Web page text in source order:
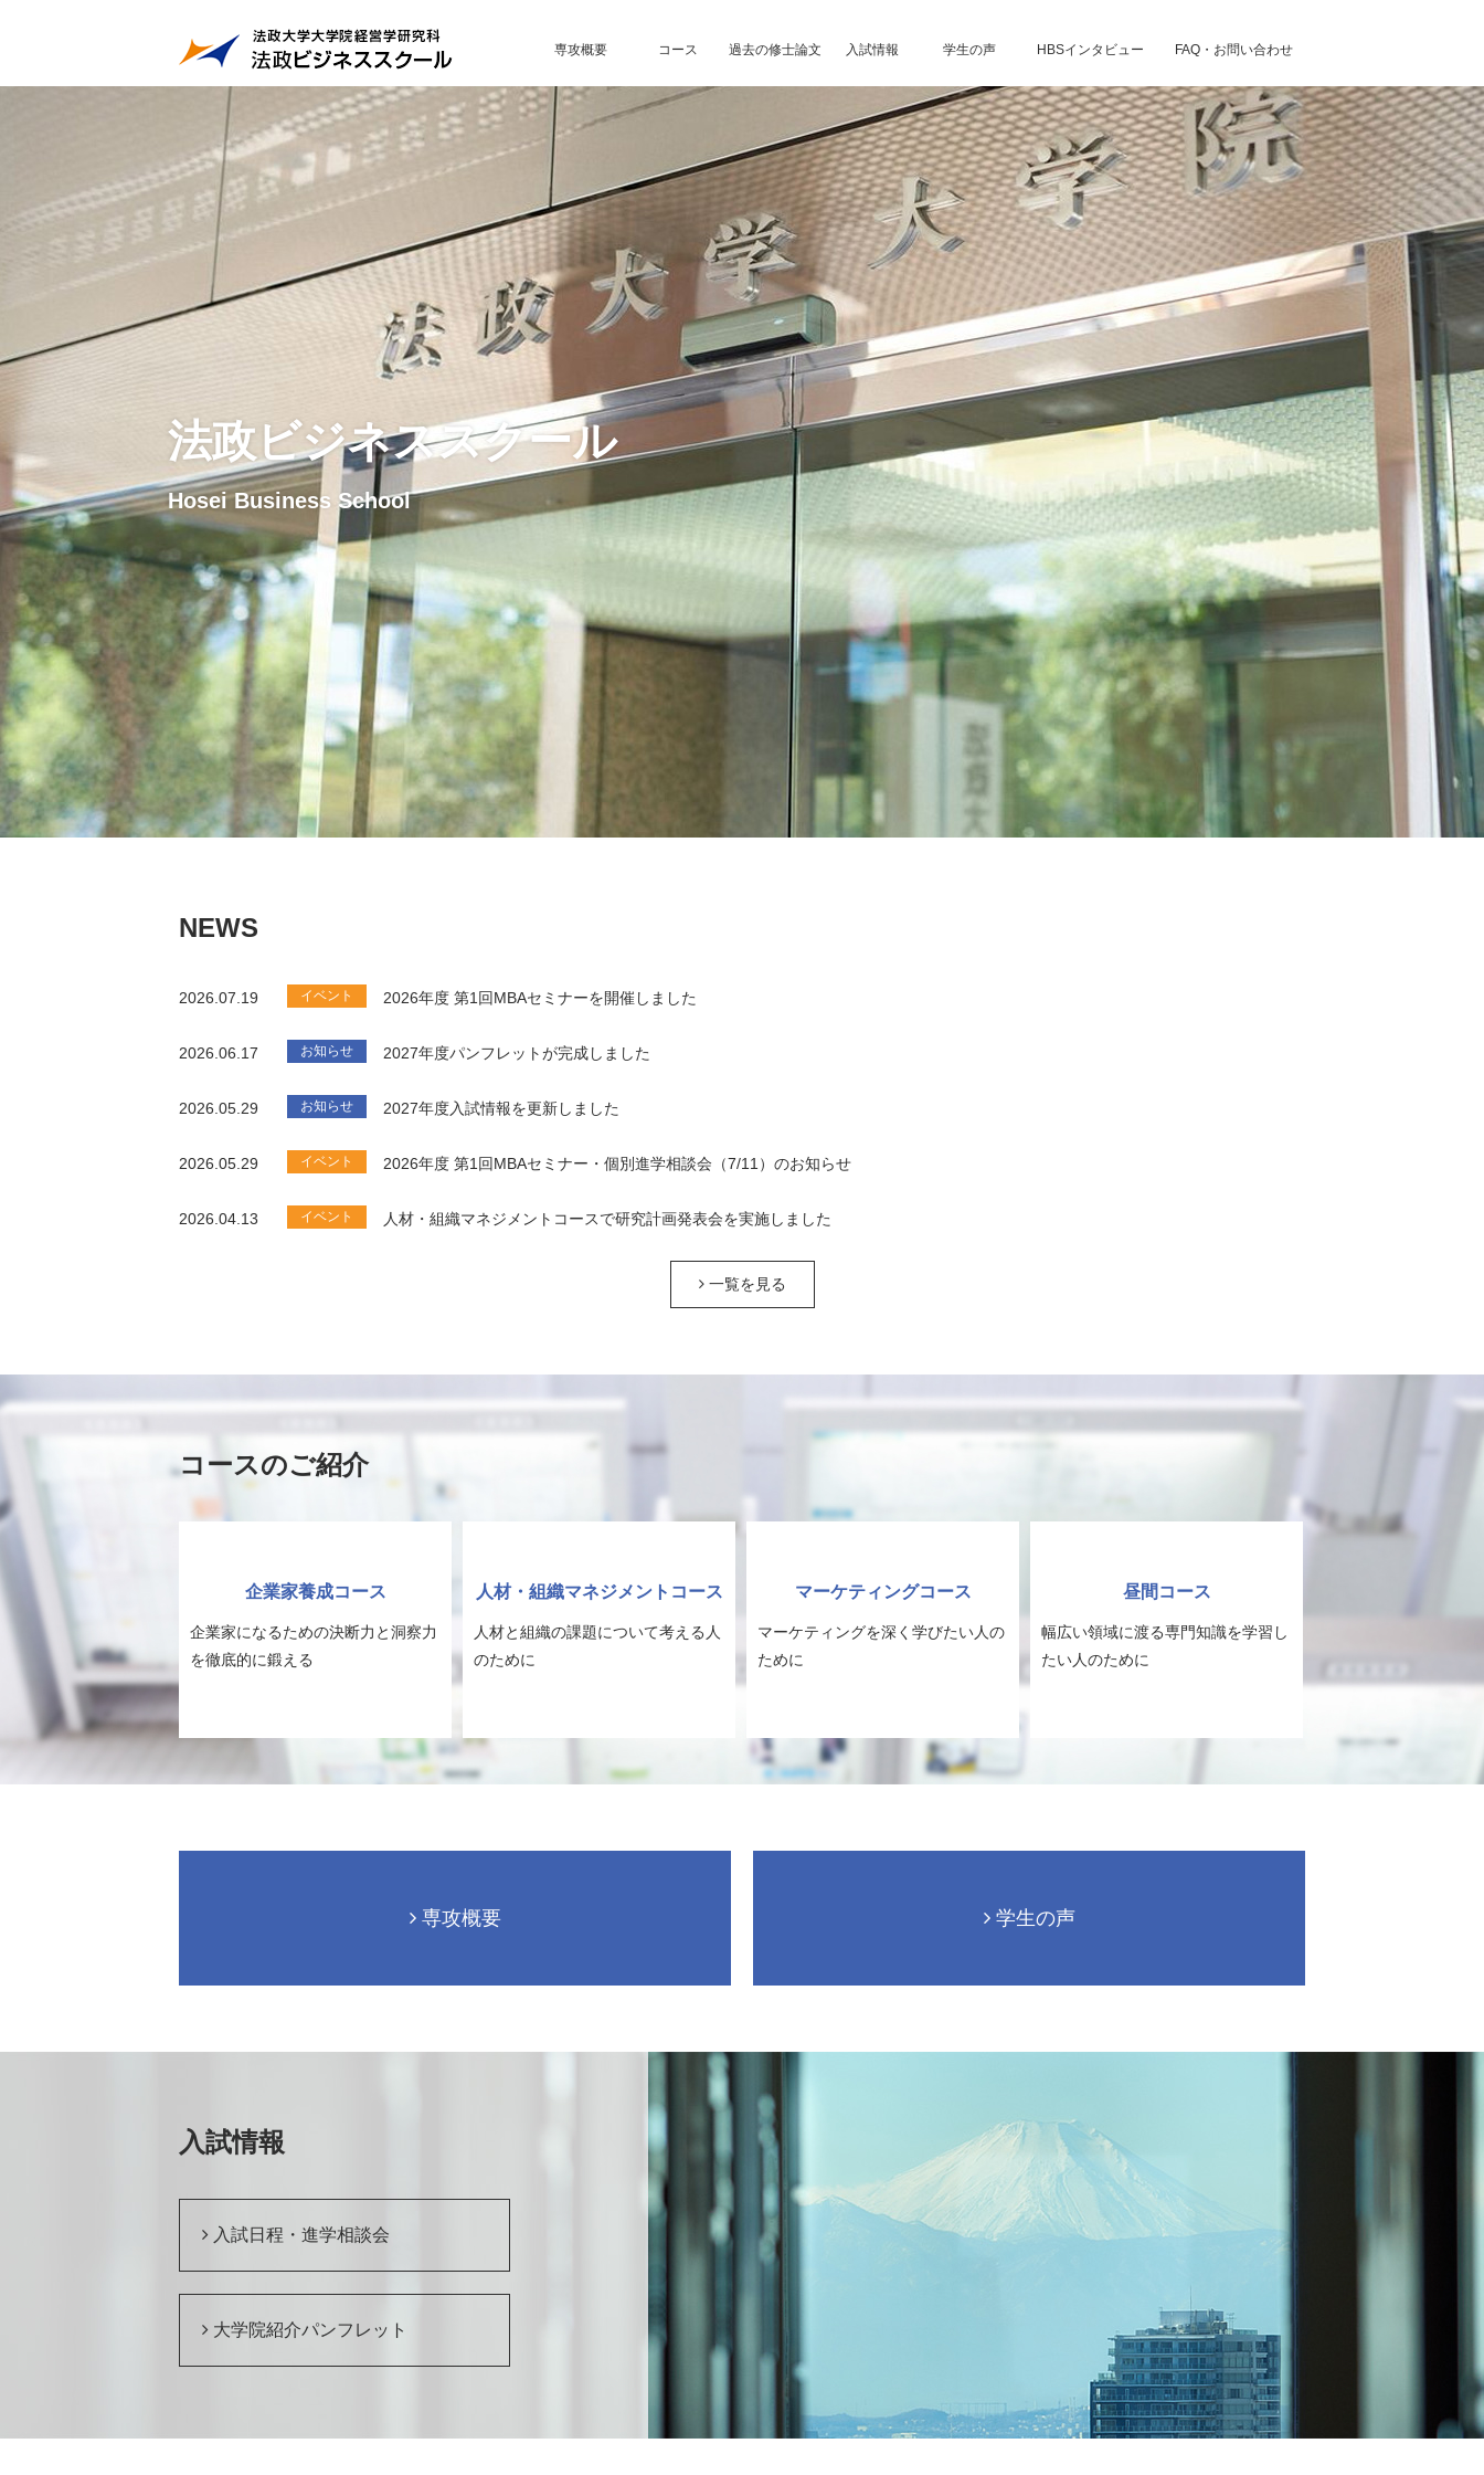
専攻概要 コース 過去の修士論文 入試情報 学生の声 HBSインタビュー FAQ・お問い合わせ
法政ビジネススクール
Hosei Business School
NEWS
2026.07.19 イベント 2026年度 第1回MBAセミナーを開催しました
2026.06.17 お知らせ 2027年度パンフレットが完成しました
2026.05.29 お知らせ 2027年度入試情報を更新しました
2026.05.29 イベント 2026年度 第1回MBAセミナー・個別進学相談会（7/11）のお知らせ
2026.04.13 イベント 人材・組織マネジメントコースで研究計画発表会を実施しました
一覧を見る
コースのご紹介
企業家養成コース
企業家になるための決断力と洞察力
を徹底的に鍛える
人材・組織マネジメントコース
人材と組織の課題について考える人
のために
マーケティングコース
マーケティングを深く学びたい人の
ために
昼間コース
幅広い領域に渡る専門知識を学習し
たい人のために
専攻概要 学生の声
入試情報
入試日程・進学相談会
大学院紹介パンフレット